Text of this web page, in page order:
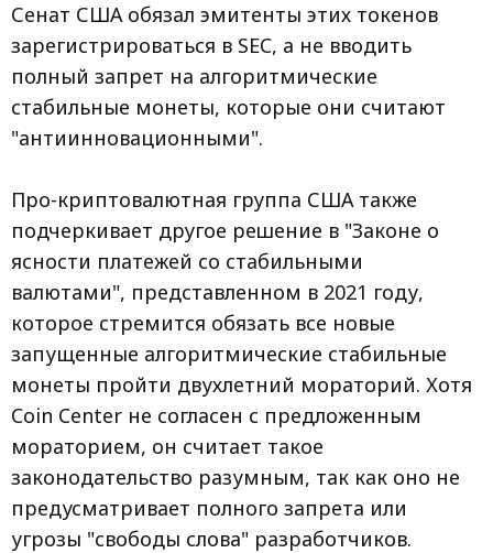
Сенат США обязал эмитенты этих токенов
зарегистрироваться в SEC, а не вводить
полный запрет на алгоритмические
стабильные монеты, которые они считают
"антиинновационными".
Про-криптовалютная группа США также
подчеркивает другое решение в "Законе о
ясности платежей со стабильными
валютами", представленном в 2021 году,
которое стремится обязать все новые
запущенные алгоритмические стабильные
монеты пройти двухлетний мораторий. Хотя
Coin Center не согласен с предложенным
мораторием, он считает такое
законодательство разумным, так как оно не
предусматривает полного запрета или
угрозы "свободы слова" разработчиков.